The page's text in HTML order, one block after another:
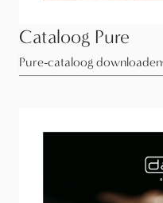
Cataloog Pure
Pure-cataloog downloaden